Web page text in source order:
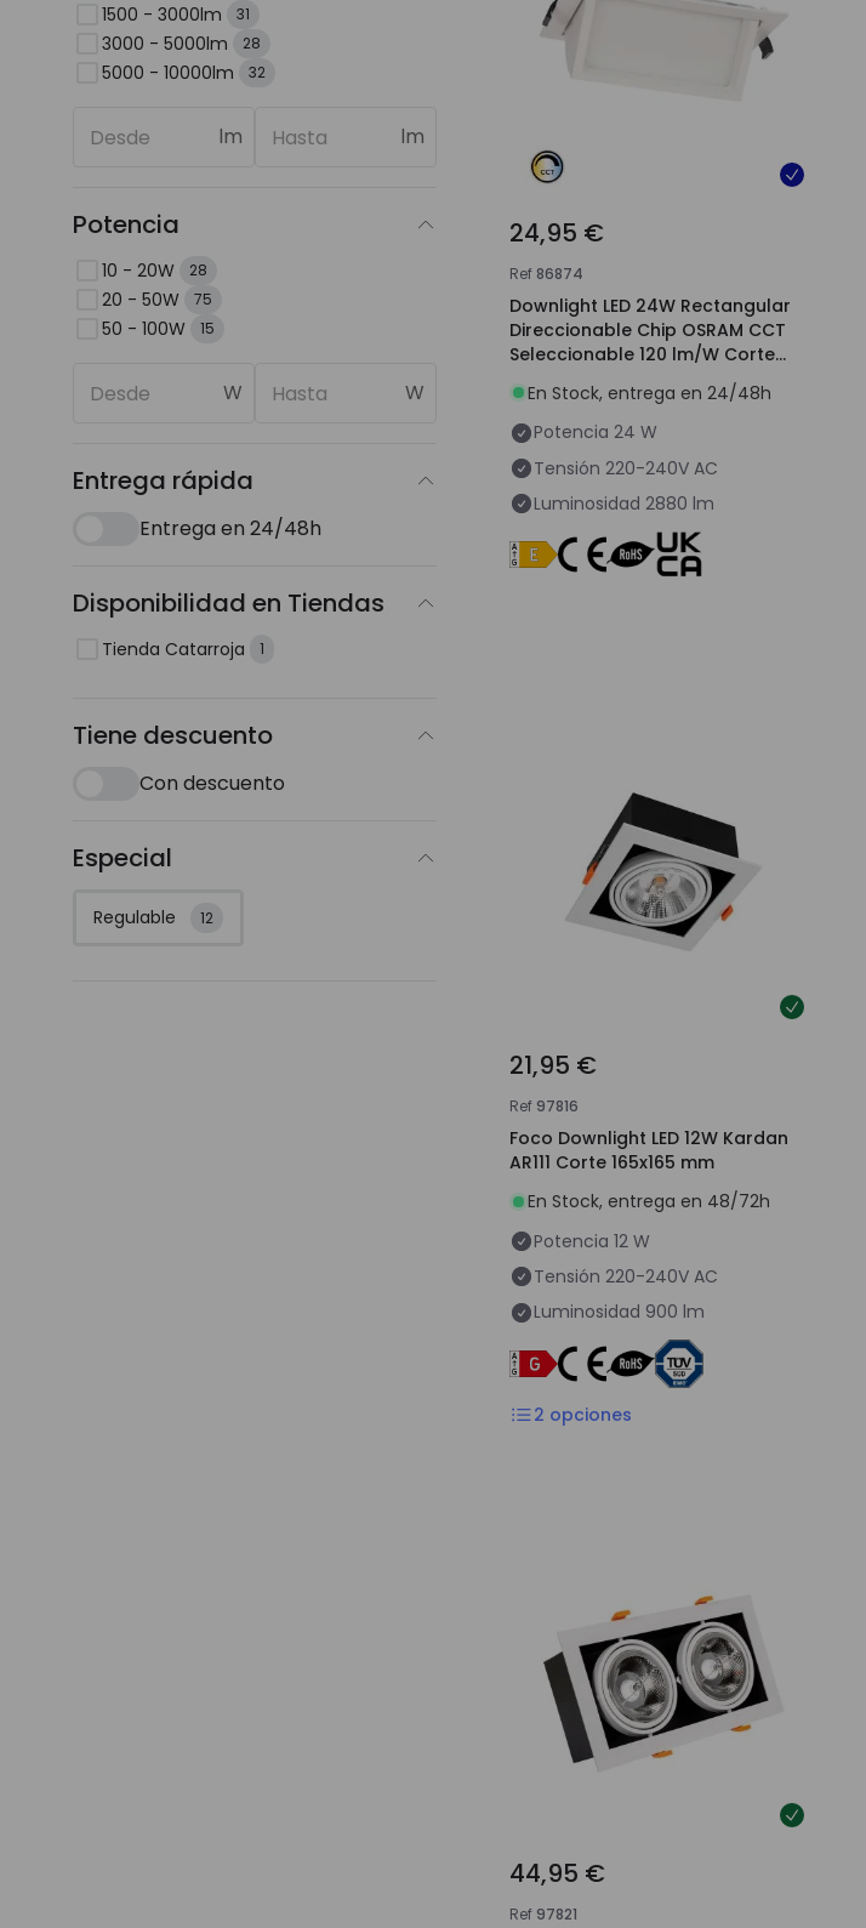
1500 - 3000lm 31
3000 - 5000lm 28
5000 - 10000lm 32
lm lm
Potencia
10 - 20W 28
20 - 50W 75
50 - 100W 15
W W
Entrega rápida
Entrega en 24/48h
Disponibilidad en Tiendas
Tienda Catarroja 1
Tiene descuento
Con descuento
Especial
Regulable 12
24,95 €
Ref86874
Downlight LED 24W Rectangular
Direccionable Chip OSRAM CCT
Seleccionable 120 lm/W Corte
En Stock, entrega en 24/48h
Potencia 24 W
Tensión 220-240V AC
Luminosidad 2880 lm
21,95 €
Ref 97816
Foco Downlight LED 12W Kardan
AR111 Corte 165x165 mm
En Stock, entrega en 48/72h
Potencia 12 W
Tensión 220-240V AC
Luminosidad 900 lm
2 opciones
44,95 €
Ref 97821